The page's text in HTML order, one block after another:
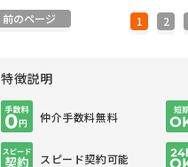
広島県広島市南区大州1丁目
前のページ 1 2
特徴説明
仲介手数料無料
スピード契約可能